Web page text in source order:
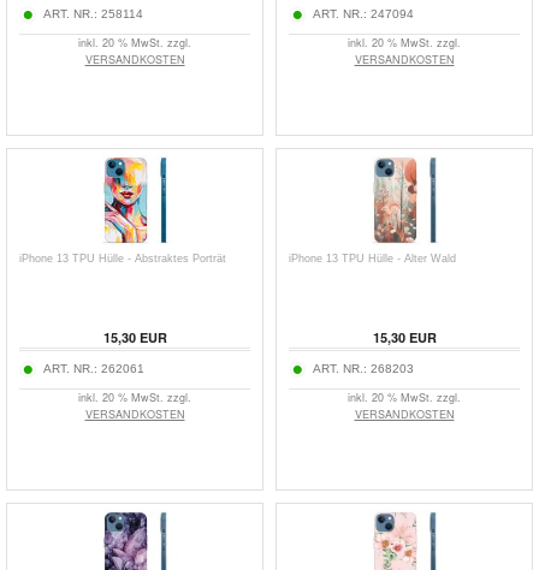
ART. NR.: 258114
inkl. 20 % MwSt. zzgl.
VERSANDKOSTEN
ART. NR.: 247094
inkl. 20 % MwSt. zzgl.
VERSANDKOSTEN
iPhone 13 TPU Hülle - Abstraktes Porträt
15,30EUR
ART. NR.: 262061
inkl. 20 % MwSt. zzgl.
VERSANDKOSTEN
iPhone 13 TPU Hülle - Alter Wald
15,30EUR
ART. NR.: 268203
inkl. 20 % MwSt. zzgl.
VERSANDKOSTEN